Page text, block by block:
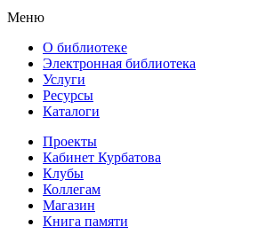
Меню
О библиотеке
Электронная библиотека
Услуги
Ресурсы
Каталоги
Проекты
Кабинет Курбатова
Клубы
Коллегам
Магазин
Книга памяти